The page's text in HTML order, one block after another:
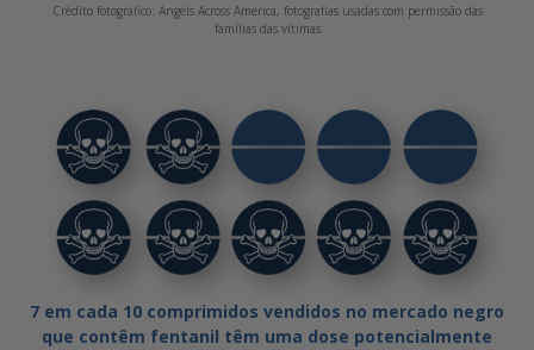
Crédito fotográfico: Angels Across America, fotografias usadas com permissão das
famílias das vítimas
7 em cada 10 comprimidos vendidos no mercado negro
que contêm fentanil têm uma dose potencialmente